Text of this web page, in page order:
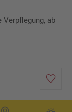
Verpflegung, ab